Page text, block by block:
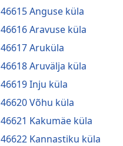
46615 Anguse küla
46616 Aravuse küla
46617 Aruküla
46618 Aruvälja küla
46619 Inju küla
46620 Võhu küla
46621 Kakumäe küla
46622 Kannastiku küla